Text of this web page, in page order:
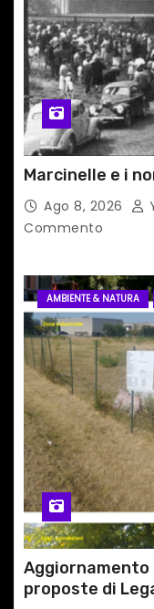
Marcinelle e i
Ago 8, 2026
Commento
AMBIENTE & NATURA
Aggiornamento
proposte di